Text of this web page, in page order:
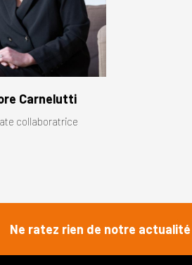
Carnelutti
collaboratrice
Ne ratez rien de notre actualité